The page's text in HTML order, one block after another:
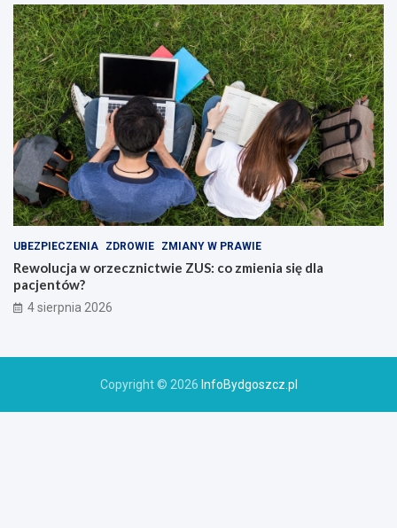
UBEZPIECZENIA ZDROWIE ZMIANY W PRAWIE
Rewolucja w orzecznictwie ZUS: co zmienia się dla
pacjentów?
4 sierpnia 2026
Copyright © 2026 InfoBydgoszcz.pl